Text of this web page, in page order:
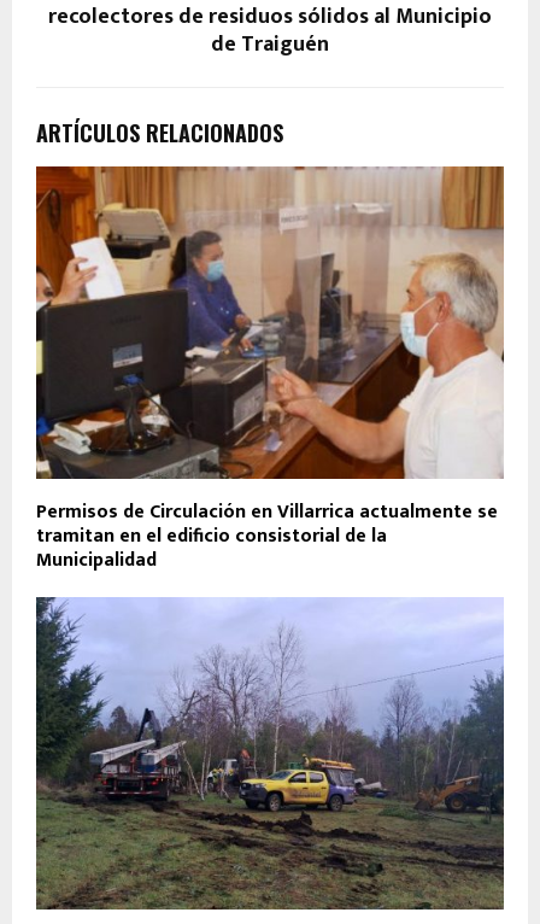
recolectores de residuos sólidos al Municipio
de Traiguén
ARTÍCULOS RELACIONADOS
Permisos de Circulación en Villarrica actualmente se
tramitan en el edificio consistorial de la
Municipalidad